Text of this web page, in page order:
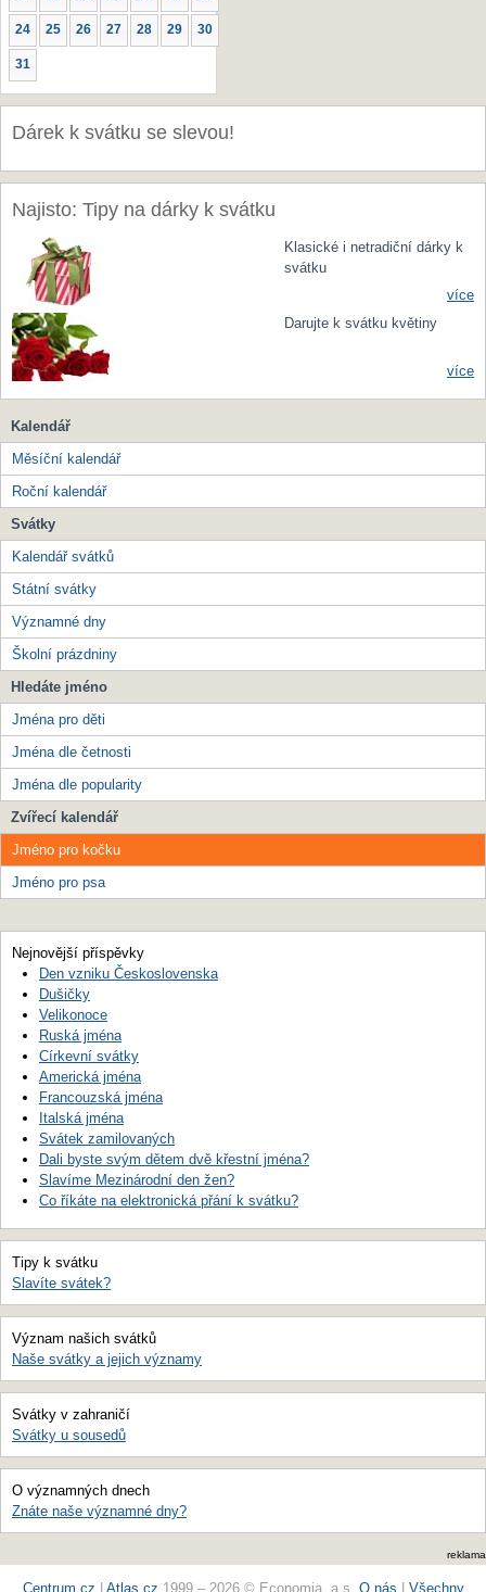
24 25 26 27 28 29 30
31
Dárek k svátku se slevou!
Najisto: Tipy na dárky k svátku
Klasické i netradiční dárky k
svátku
více
Darujte k svátku květiny
více
Kalendář
Měsíční kalendář
Roční kalendář
Svátky
Kalendář svátků
Státní svátky
Významné dny
Školní prázdniny
Hledáte jméno
Jména pro děti
Jména dle četnosti
Jména dle popularity
Zvířecí kalendář
Jméno pro kočku
Jméno pro psa
Nejnovější příspěvky
Den vzniku Československa
Dušičky
Velikonoce
Ruská jména
Církevní svátky
Americká jména
Francouzská jména
Italská jména
Svátek zamilovaných
Dali byste svým dětem dvě křestní jména?
Slavíme Mezinárodní den žen?
Co říkáte na elektronická přání k svátku?
Tipy k svátku
Slavíte svátek?
Význam našich svátků
Naše svátky a jejich významy
Svátky v zahraničí
Svátky u sousedů
O významných dnech
Znáte naše významné dny?
reklama
Centrum.cz Atlas.cz 1999 – 2026 © Economia, a.s. O nás Všechny